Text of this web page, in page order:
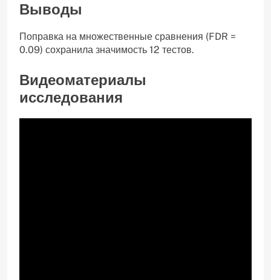
Выводы
Поправка на множественные сравнения (FDR =
0.09) сохранила значимость 12 тестов.
Видеоматериалы
исследования